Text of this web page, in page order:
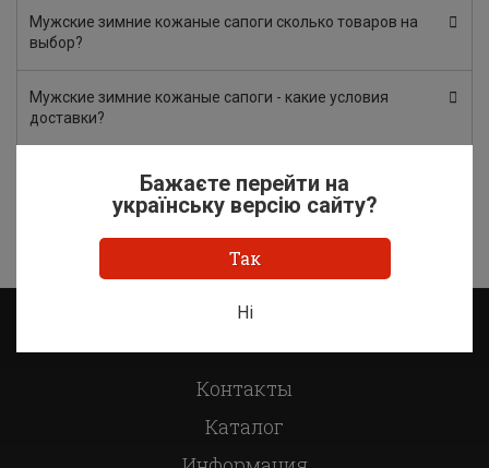
Мужские зимние кожаные сапоги сколько товаров на
выбор?
Мужские зимние кожаные сапоги - какие условия
доставки?
Сколько стоит мужские зимние кожаные сапоги?
Контакты
Каталог
Бажаєте перейти на
українську версію сайту?
Так
Ні